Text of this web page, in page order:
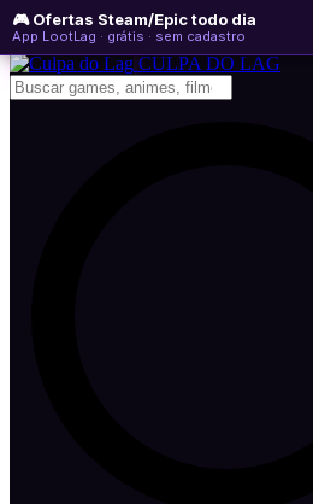
🎮 Ofertas Steam/Epic todo dia
App LootLag · grátis · sem cadastro
sábado, 08 de agosto de 2026 WhatsApp
Newsletter
CULPA DO LAG